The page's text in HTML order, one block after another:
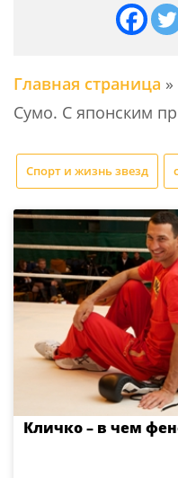
Главная страница »
Сумо. С японским
Спорт и жизнь звезд
Кличко – в чем